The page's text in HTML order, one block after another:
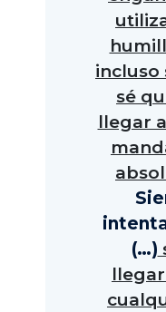
incluso
sé
llegar
(…)